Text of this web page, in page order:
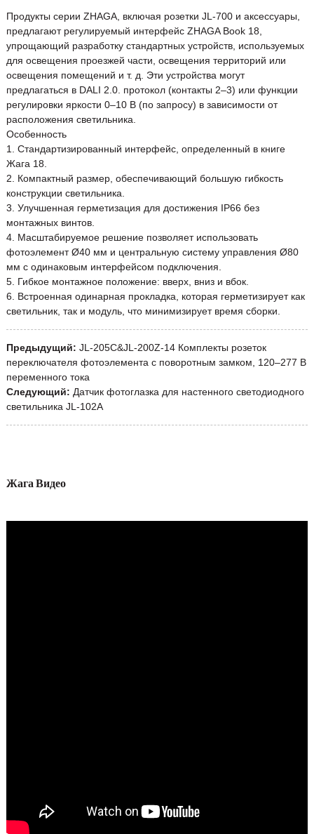
Продукты серии ZHAGA, включая розетки JL-700 и аксессуары,
предлагают регулируемый интерфейс ZHAGA Book 18,
упрощающий разработку стандартных устройств, используемых
для освещения проезжей части, освещения территорий или
освещения помещений и т. д. Эти устройства могут
предлагаться в DALI 2.0. протокол (контакты 2–3) или функции
регулировки яркости 0–10 В (по запросу) в зависимости от
расположения светильника.
Особенность
1. Стандартизированный интерфейс, определенный в книге
Жага 18.
2. Компактный размер, обеспечивающий большую гибкость
конструкции светильника.
3. Улучшенная герметизация для достижения IP66 без
монтажных винтов.
4. Масштабируемое решение позволяет использовать
фотоэлемент Ø40 мм и центральную систему управления Ø80
мм с одинаковым интерфейсом подключения.
5. Гибкое монтажное положение: вверх, вниз и вбок.
6. Встроенная одинарная прокладка, которая герметизирует как
светильник, так и модуль, что минимизирует время сборки.
Предыдущий: JL-205C&JL-200Z-14 Комплекты розеток
переключателя фотоэлемента с поворотным замком, 120–277 В
переменного тока
Следующий: Датчик фотоглазка для настенного светодиодного
светильника JL-102A
Жага Видео